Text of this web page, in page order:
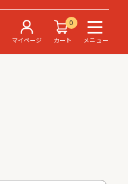
マイページ
0
カート
メニュー